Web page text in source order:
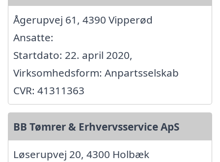
Ågerupvej 61, 4390 Vipperød
Ansatte:
Startdato: 22. april 2020,
Virksomhedsform: Anpartsselskab
CVR: 41311363
BB Tømrer & Erhvervsservice ApS
Løserupvej 20, 4300 Holbæk